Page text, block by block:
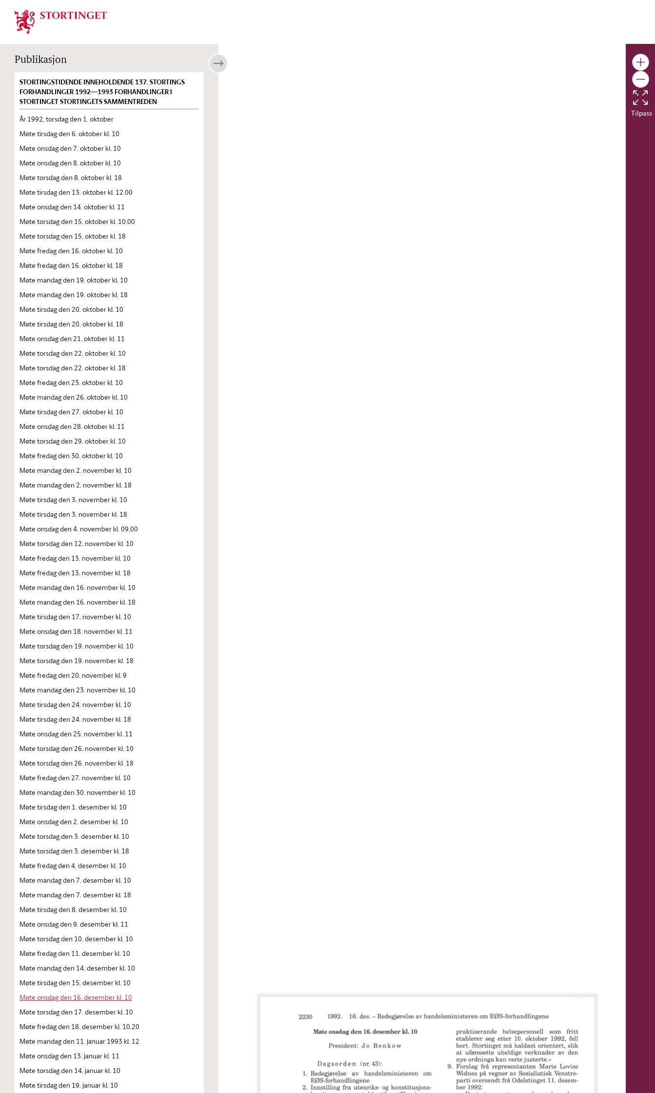
Stortinget.no
Publikasjon
STORTINGSTIDENDE INNEHOLDENDE 137. STORTINGS
FORHANDLINGER 1992—1993 FORHANDLINGER I
STORTINGET STORTINGETS SAMMENTREDEN
År 1992, torsdag den 1. oktober
Møte tirsdag den 6. oktober kl. 10
Møte onsdag den 7. oktober kl. 10
Møte onsdag den 8. oktober kl. 10
Møte torsdag den 8. oktober kl. 18
Møte tirsdag den 13. oktober kl. 12.00
Møte onsdag den 14. oktober kl. 11
Møte torsdag den 15. oktober kl. 10.00
Møte torsdag den 15. oktober kl. 18
Møte fredag den 16. oktober kl. 10
Møte fredag den 16. oktober kl. 18
Møte mandag den 19. oktober kl. 10
Møte mandag den 19. oktober kl. 18
Møte tirsdag den 20. oktober kl. 10
Møte tirsdag den 20. oktober kl. 18
Møte onsdag den 21. oktober kl. 11
Møte torsdag den 22. oktober kl. 10
Møte torsdag den 22. oktober kl. 18
Møte fredag den 23. oktober kl. 10
Møte mandag den 26. oktober kl. 10
Møte tirsdag den 27. oktober kl. 10
Møte onsdag den 28. oktober kl. 11
Møte torsdag den 29. oktober kl. 10
Møte fredag den 30. oktober kl. 10
Møte mandag den 2. november kl. 10
Møte mandag den 2. november kl. 18
Møte tirsdag den 3. november kl. 10
Møte tirsdag den 3. november kl. 18
Møte onsdag den 4. november kl. 09.00
Møte torsdag den 12. november kl. 10
Møte fredag den 13. november kl. 10
Møte fredag den 13. november kl. 18
Møte mandag den 16. november kl. 10
Møte mandag den 16. november kl. 18
Møte tirsdag den 17. november kl. 10
Møte onsdag den 18. november kl. 11
Møte torsdag den 19. november kl. 10
Møte torsdag den 19. november kl. 18
Møte fredag den 20. november kl. 9
Møte mandag den 23. november kl. 10
Møte tirsdag den 24. november kl. 10
Møte tirsdag den 24. november kl. 18
Møte onsdag den 25. november kl. 11
Møte torsdag den 26. november kl. 10
Møte torsdag den 26. november kl. 18
Møte fredag den 27. november kl. 10
Møte mandag den 30. november kl. 10
Møte tirsdag den 1. desember kl. 10
Møte onsdag den 2. desember kl. 10
Møte torsdag den 3. desember kl. 10
Møte torsdag den 3. desember kl. 18
Møte fredag den 4. desember kl. 10
Møte mandag den 7. desember kl. 10
Møte mandag den 7. desember kl. 18
Møte tirsdag den 8. desember kl. 10
Møte onsdag den 9. desember kl. 11
Møte torsdag den 10. desember kl. 10
Møte fredag den 11. desember kl. 10
Møte mandag den 14. desember kl. 10
Møte tirsdag den 15. desember kl. 10
Møte onsdag den 16. desember kl. 10
Møte torsdag den 17. desember kl. 10
Møte fredag den 18. desember kl. 10.20
Møte mandag den 11. januar 1993 kl. 12
Møte onsdag den 13. januar kl. 11
Møte torsdag den 14. januar kl. 10
Møte tirsdag den 19. januar kl. 10